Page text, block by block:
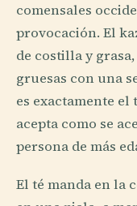
comensales
provocación. El
de costilla y
gruesas con una
es exactamente el
acepta como se
persona de más
El té manda en la